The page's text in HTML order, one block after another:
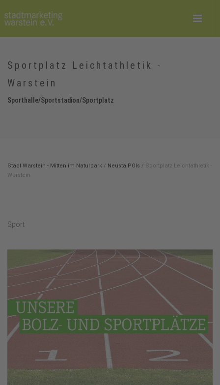
Sportplatz Leichtathletik -
Warstein
Sporthalle/Sportstadion/Sportplatz
Stadt Warstein - Mitten im Naturpark / Neusta POIs / Sportplatz Leichtathletik -
Warstein
Sport